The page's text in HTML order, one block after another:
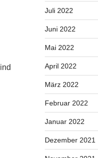
Juli 2022
Juni 2022
Mai 2022
April 2022
März 2022
Februar 2022
Januar 2022
Dezember 2021